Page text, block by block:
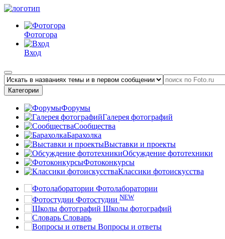
Фотогора
Вход
Категории
Форумы
Галерея фотографий
Сообщества
Барахолка
Выставки и проекты
Обсуждение фототехники
Фотоконкурсы
Классики фотоискусства
Фотолаборатории
Фотостудии NEW
Школы фотографий
Словарь
Вопросы и ответы